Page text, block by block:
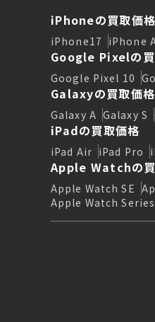
iPhoneの買取価格
iPhone17 iPhone
Google Pixelの買
Google Pixel 10
Galaxyの買取価格
Galaxy A Galaxy S
iPadの買取価格
iPad Air iPad Pro
Apple Watchの
Apple Watch SE
Apple Watch